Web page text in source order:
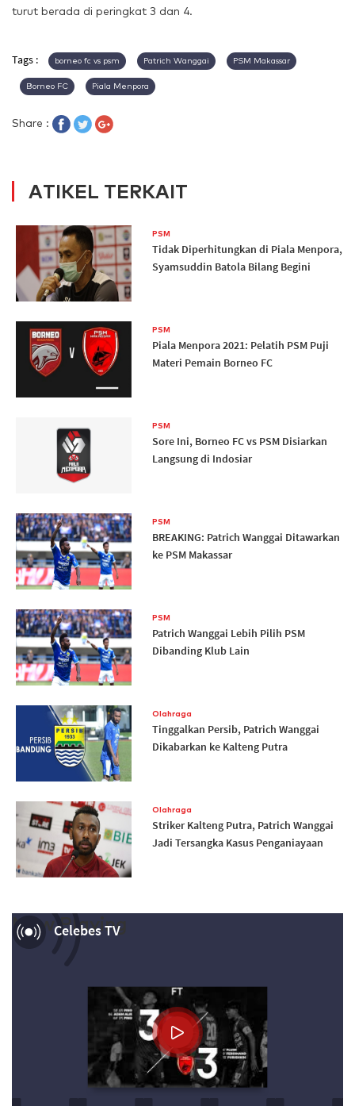
turut berada di peringkat 3 dan 4.
Tags : borneo fc vs psm Patrich Wanggai PSM Makassar
Borneo FC Piala Menpora
Share :
ATIKEL TERKAIT
PSM
Tidak Diperhitungkan di Piala Menpora,
Syamsuddin Batola Bilang Begini
PSM
Piala Menpora 2021: Pelatih PSM Puji
Materi Pemain Borneo FC
PSM
Sore Ini, Borneo FC vs PSM Disiarkan
Langsung di Indosiar
PSM
BREAKING: Patrich Wanggai Ditawarkan
ke PSM Makassar
PSM
Patrich Wanggai Lebih Pilih PSM
Dibanding Klub Lain
Olahraga
Tinggalkan Persib, Patrich Wanggai
Dikabarkan ke Kalteng Putra
Olahraga
Striker Kalteng Putra, Patrich Wanggai
Jadi Tersangka Kasus Penganiayaan
Celebes TV
Now Playing